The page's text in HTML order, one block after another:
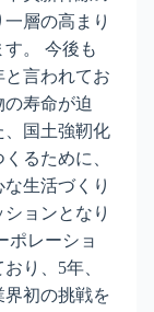
層の高まり
。 今後も
と言われてお
寿命が迫
、国土強靭化
るために、
生活づくり
ョンとなり
ポレーショ
り、5年、
界初の挑戦を